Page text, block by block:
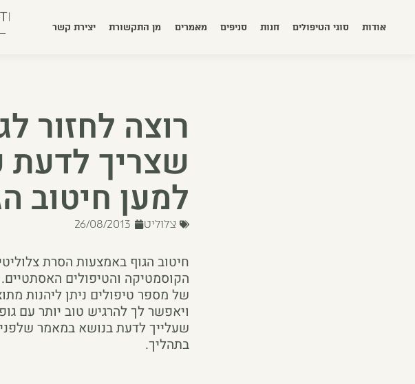
אודות סוגי הטיפולים חנות סניפים מאמרים מן התקשורת יצירת קשר
רוצה לחזור
שצריך לדעת
למען חיטוב
צלוליט 26/08/2013
חיטוב הגוף באמצעות הסרת
הקוסמטיקה והטיפולים
של מספר טיפולים ניתן ליהנות
ויאפשר לך להרגיש טוב יותר עם
שעלייך לדעת בנושא במאמר
בתהליך.